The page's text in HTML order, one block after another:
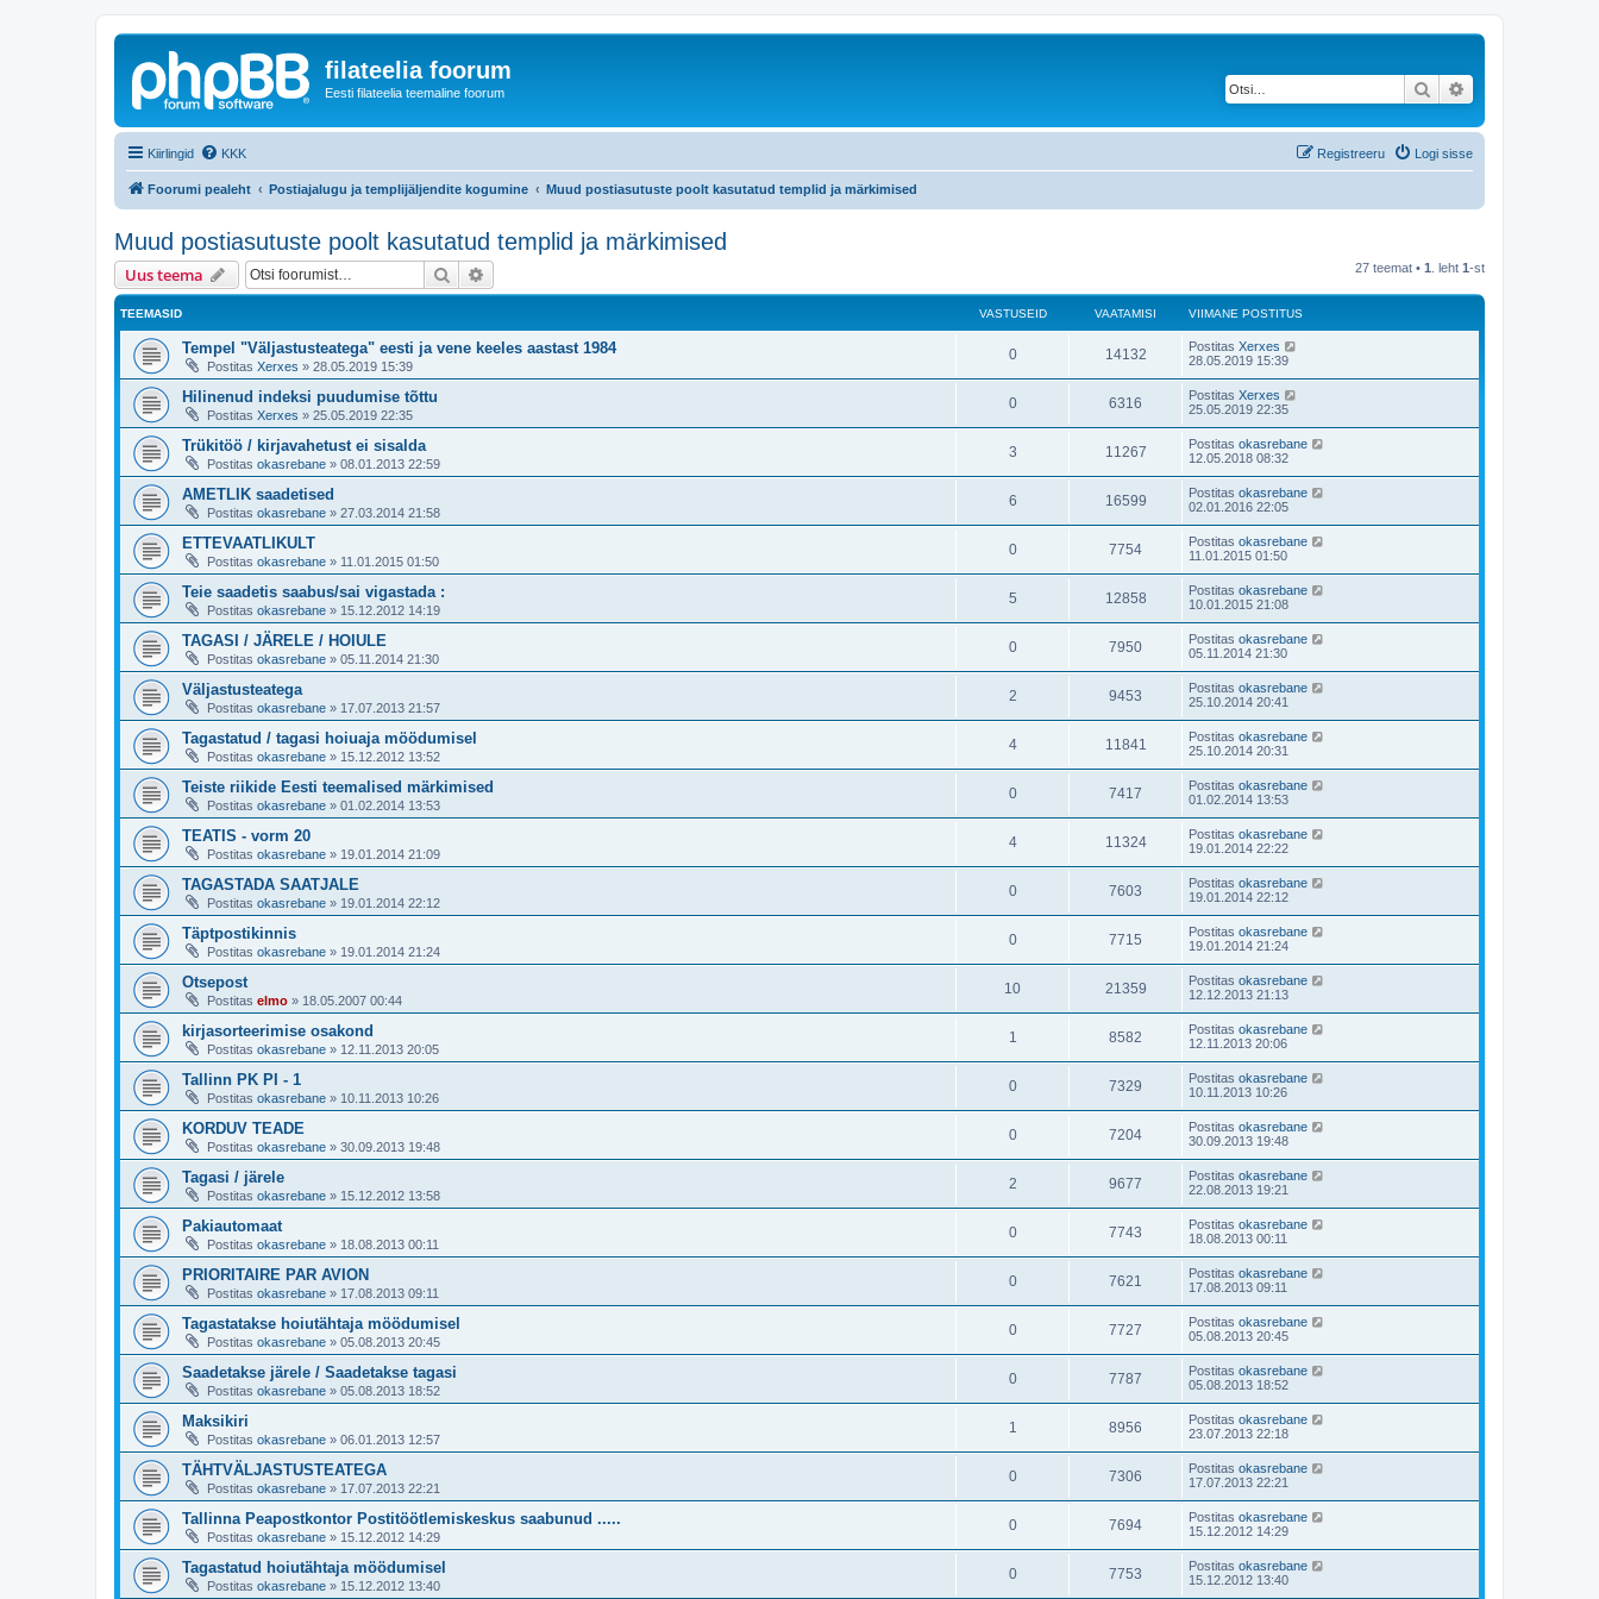
filateelia foorum
Eesti filateelia teemaline foorum Otsi
Kiirlingid KKK Logi sisse
Registreeru
Foorumi pealeht Postiajalugu ja templijäljendite kogumine Muud postiasutuste poolt kasutatud templid ja märkimised
Muud postiasutuste poolt kasutatud templid ja märkimised
Uus teema Otsi 27 teemat • 1 . leht 1-st
TEEMASID VASTUSEID VAATAMISI VIIMANE POSTITUS
Tempel "Väljastusteatega" eesti ja vene keeles aastast 1984
Postitas Xerxes » 28.05.2019 15:39
0 14132 Postitas Xerxes
28.05.2019 15:39
Hilinenud indeksi puudumise tõttu
Postitas Xerxes » 25.05.2019 22:35
0 6316 Postitas Xerxes
25.05.2019 22:35
Trükitöö / kirjavahetust ei sisalda
Postitas okasrebane » 08.01.2013 22:59
3 11267 Postitas okasrebane
12.05.2018 08:32
AMETLIK saadetised
Postitas okasrebane » 27.03.2014 21:58
6 16599 Postitas okasrebane
02.01.2016 22:05
ETTEVAATLIKULT
Postitas okasrebane » 11.01.2015 01:50
0 7754 Postitas okasrebane
11.01.2015 01:50
Teie saadetis saabus/sai vigastada :
Postitas okasrebane » 15.12.2012 14:19
5 12858 Postitas okasrebane
10.01.2015 21:08
TAGASI / JÄRELE / HOIULE
Postitas okasrebane » 05.11.2014 21:30
0 7950 Postitas okasrebane
05.11.2014 21:30
Väljastusteatega
Postitas okasrebane » 17.07.2013 21:57
2 9453 Postitas okasrebane
25.10.2014 20:41
Tagastatud / tagasi hoiuaja möödumisel
Postitas okasrebane » 15.12.2012 13:52
4 11841 Postitas okasrebane
25.10.2014 20:31
Teiste riikide Eesti teemalised märkimised
Postitas okasrebane » 01.02.2014 13:53
0 7417 Postitas okasrebane
01.02.2014 13:53
TEATIS - vorm 20
Postitas okasrebane » 19.01.2014 21:09
4 11324 Postitas okasrebane
19.01.2014 22:22
TAGASTADA SAATJALE
Postitas okasrebane » 19.01.2014 22:12
0 7603 Postitas okasrebane
19.01.2014 22:12
Täptpostikinnis
Postitas okasrebane » 19.01.2014 21:24
0 7715 Postitas okasrebane
19.01.2014 21:24
Otsepost
Postitas elmo » 18.05.2007 00:44
10 21359 Postitas okasrebane
12.12.2013 21:13
kirjasorteerimise osakond
Postitas okasrebane » 12.11.2013 20:05
1 8582 Postitas okasrebane
12.11.2013 20:06
Tallinn PK PI - 1
Postitas okasrebane » 10.11.2013 10:26
0 7329 Postitas okasrebane
10.11.2013 10:26
KORDUV TEADE
Postitas okasrebane » 30.09.2013 19:48
0 7204 Postitas okasrebane
30.09.2013 19:48
Tagasi / järele
Postitas okasrebane » 15.12.2012 13:58
2 9677 Postitas okasrebane
22.08.2013 19:21
Pakiautomaat
Postitas okasrebane » 18.08.2013 00:11
0 7743 Postitas okasrebane
18.08.2013 00:11
PRIORITAIRE PAR AVION
Postitas okasrebane » 17.08.2013 09:11
0 7621 Postitas okasrebane
17.08.2013 09:11
Tagastatakse hoiutähtaja möödumisel
Postitas okasrebane » 05.08.2013 20:45
0 7727 Postitas okasrebane
05.08.2013 20:45
Saadetakse järele / Saadetakse tagasi
Postitas okasrebane » 05.08.2013 18:52
0 7787 Postitas okasrebane
05.08.2013 18:52
Maksikiri
Postitas okasrebane » 06.01.2013 12:57
1 8956 Postitas okasrebane
23.07.2013 22:18
TÄHTVÄLJASTUSTEATEGA
Postitas okasrebane » 17.07.2013 22:21
0 7306 Postitas okasrebane
17.07.2013 22:21
Tallinna Peapostkontor Postitöötlemiskeskus saabunud .....
Postitas okasrebane » 15.12.2012 14:29
0 7694 Postitas okasrebane
15.12.2012 14:29
Tagastatud hoiutähtaja möödumisel
Postitas okasrebane » 15.12.2012 13:40
0 7753 Postitas okasrebane
15.12.2012 13:40